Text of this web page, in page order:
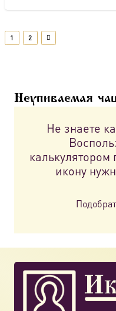
1 2
Неупиваемая
Не знаете
икону